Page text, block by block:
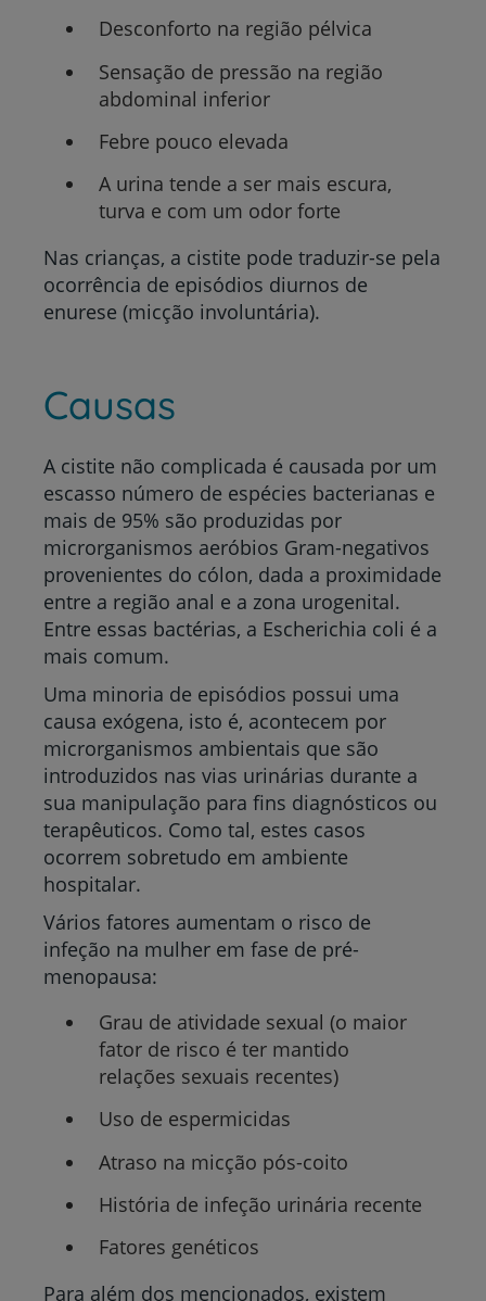
Desconforto na região pélvica
Sensação de pressão na região
abdominal inferior
Febre pouco elevada
A urina tende a ser mais escura,
turva e com um odor forte
Nas crianças, a cistite pode traduzir-se pela
ocorrência de episódios diurnos de
enurese (micção involuntária).
Causas
A cistite não complicada é causada por um
escasso número de espécies bacterianas e
mais de 95% são produzidas por
microrganismos aeróbios Gram-negativos
provenientes do cólon, dada a proximidade
entre a região anal e a zona urogenital.
Entre essas bactérias, a Escherichia coli é a
mais comum.
Uma minoria de episódios possui uma
causa exógena, isto é, acontecem por
microrganismos ambientais que são
introduzidos nas vias urinárias durante a
sua manipulação para fins diagnósticos ou
terapêuticos. Como tal, estes casos
ocorrem sobretudo em ambiente
hospitalar.
Vários fatores aumentam o risco de
infeção na mulher em fase de pré-
menopausa:
Grau de atividade sexual (o maior
fator de risco é ter mantido
relações sexuais recentes)
Uso de espermicidas
Atraso na micção pós-coito
História de infeção urinária recente
Fatores genéticos
Para além dos mencionados, existem